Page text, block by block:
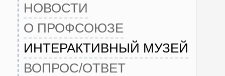
НОВОСТИ
О ПРОФСОЮЗЕ
ИНТЕРАКТИВНЫЙ МУЗЕЙ
ВОПРОС/ОТВЕТ